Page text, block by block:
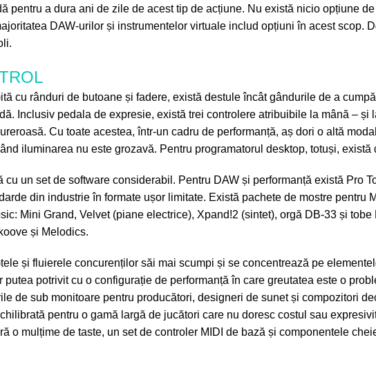
pentru a dura ani de zile de acest tip de acțiune. Nu există nicio opțiune
DAW-urilor și instrumentelor virtuale includ opțiuni în acest scop.
cu rânduri de butoane și fadere, există destule încât gândurile de a
Inclusiv pedala de expresie, există trei controlere atribuibile la mână – și
Cu toate acestea, într-un cadru de performanță, aș dori o altă
iluminarea nu este grozavă. Pentru programatorul desktop, totuși, există
cu un set de software considerabil. Pentru DAW și performanță există Pro
din industrie în formate ușor limitate. Există pachete de mostre pentru
Mini Grand, Velvet (piane electrice), Xpand!2 (sintet), orgă DB-33 și
și Melodics.
și fluierele concurenților săi mai scumpi și se concentrează pe
potrivit cu o configurație de performanță în care greutatea este o
de sub monitoare pentru producători, designeri de sunet și compozitori
pentru o gamă largă de jucători care nu doresc costul sau
o mulțime de taste, un set de controler MIDI de bază și componentele